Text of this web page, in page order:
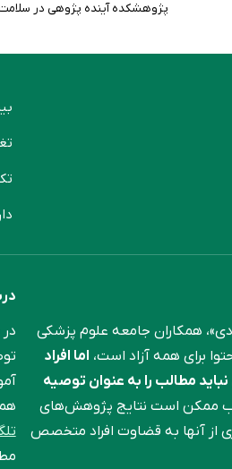
پژوهشکده آینده پژوهی در
همکاران جامعه علوم ‌پزشکی
برای همه آزاد است، اما افراد
مطالب را به عنوان توصیه
ممکن است نتایج پژوهش‌های
از آنها به قضاوت افراد متخصص